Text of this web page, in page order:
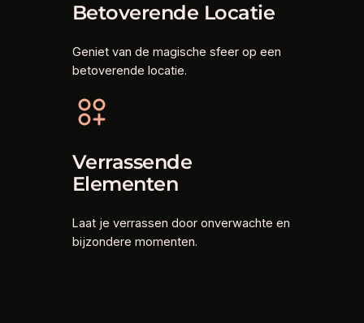
Betoverende Locatie
Geniet van de magische sfeer op een
betoverende locatie.
Verrassende
Elementen
Laat je verrassen door onverwachte en
bijzondere momenten.